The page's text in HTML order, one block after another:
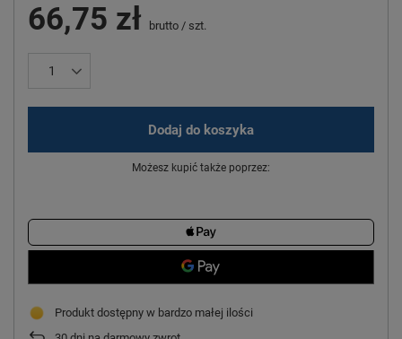
66,75 zł brutto / szt.
Dodaj do koszyka
Możesz kupić także poprzez:
Produkt dostępny w bardzo małej ilości